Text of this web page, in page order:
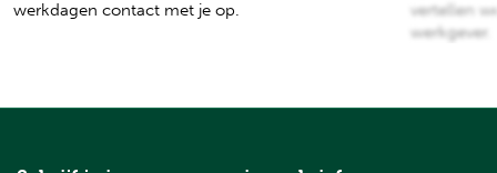
werkdagen contact met je op.
vertellen
werkgever.